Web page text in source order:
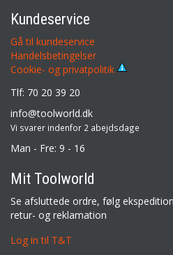
Kundeservice
Gå til kundeservice
Handelsbetingelser
Cookie- og privatpolitik
Tlf: 70 20 39 20
info@toolworld.dk
Vi svarer indenfor 2 abejdsdage
Man - Fre: 9 - 16
Mit Toolworld
Se afsluttede ordre, følg
retur- og reklamation
Log in til T&T